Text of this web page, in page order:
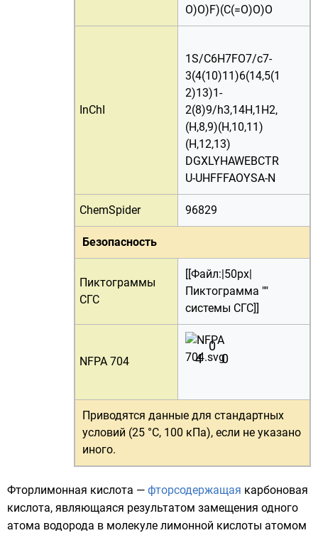
O)O)F)(C(=O)O)O
InChI
1S/C6H7FO7/c7-
3(4(10)11)6(14,5(1
2)13)1-
2(8)9/h3,14H,1H2,
(H,8,9)(H,10,11)
(H,12,13)
DGXLYHAWEBCTR
U-UHFFFAOYSA-N
ChemSpider 96829
Безопасность
Пиктограммы
СГС
[[Файл:|50px|
Пиктограмма ""
системы СГС]]
NFPA 704
0
4
0
Приводятся данные для стандартных
условий (25 °C, 100 кПа), если не указано
иного.
Фторлимонная кислота — фторсодержащая карбоновая
кислота, являющаяся результатом замещения одного
атома водорода в молекуле лимонной кислоты атомом